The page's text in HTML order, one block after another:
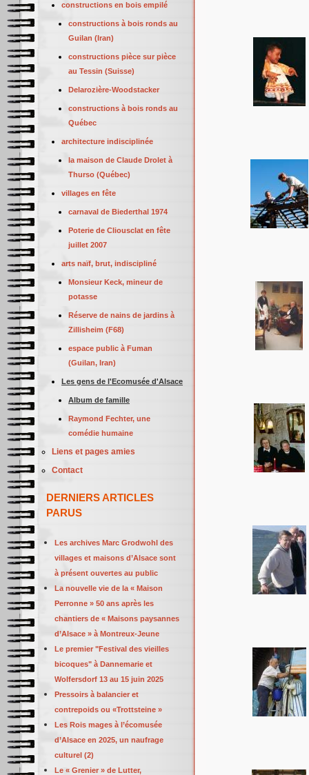
constructions en bois empilé
constructions à bois ronds au
Guilan (Iran)
constructions pièce sur pièce
au Tessin (Suisse)
Delarozière-Woodstacker
constructions à bois ronds au
Québec
architecture indisciplinée
la maison de Claude Drolet à
Thurso (Québec)
villages en fête
carnaval de Biederthal 1974
Poterie de Cliousclat en fête
juillet 2007
arts naïf, brut, indiscipliné
Monsieur Keck, mineur de
potasse
Réserve de nains de jardins à
Zillisheim (F68)
espace public à Fuman
(Guilan, Iran)
Les gens de l'Ecomusée d'Alsace
Album de famille
Raymond Fechter, une
comédie humaine
Liens et pages amies
Contact
DERNIERS ARTICLES
PARUS
Les archives Marc Grodwohl des
villages et maisons d’Alsace sont
à présent ouvertes au public
La nouvelle vie de la « Maison
Perronne » 50 ans après les
chantiers de « Maisons paysannes
d’Alsace » à Montreux-Jeune
Le premier "Festival des vieilles
bicoques" à Dannemarie et
Wolfersdorf 13 au 15 juin 2025
Pressoirs à balancier et
contrepoids ou «Trottsteine »
Les Rois mages à l’écomusée
d’Alsace en 2025, un naufrage
culturel (2)
Le « Grenier » de Lutter,